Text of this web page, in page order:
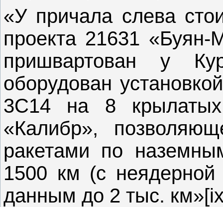
«У причала слева
проекта 21631
пришвартован у
оборудован
3С14 на 8
«Калибр»,
ракетами по
1500 км (с
данным до 2 тыс.